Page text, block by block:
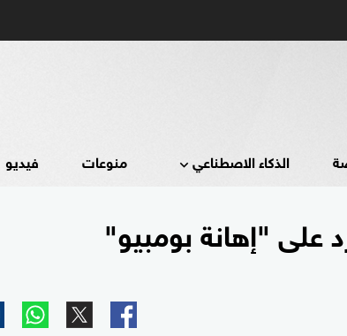
الذكاء الاصطناعي منوعات فيديو
على "إهانة بومبيو"